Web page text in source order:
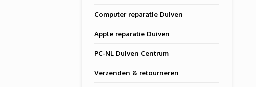
Computer reparatie Duiven
Apple reparatie Duiven
PC-NL Duiven Centrum
Verzenden & retourneren